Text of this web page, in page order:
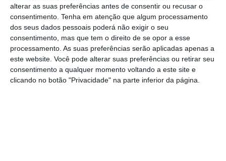
alterar as suas preferências antes de consentir ou recusar o
consentimento. Tenha em atenção que algum processamento
dos seus dados pessoais poderá não exigir o seu
consentimento, mas que tem o direito de se opor a esse
processamento. As suas preferências serão aplicadas apenas a
este website. Você pode alterar suas preferências ou retirar seu
consentimento a qualquer momento voltando a este site e
clicando no botão "Privacidade" na parte inferior da página.
eficiente de água, tais como as que foram
adotadas nos últimos anos face à situação de
seca severa e extrema na região.
“Acredita-se que o conjunto das medidas
traga a garantia necessária às atividades